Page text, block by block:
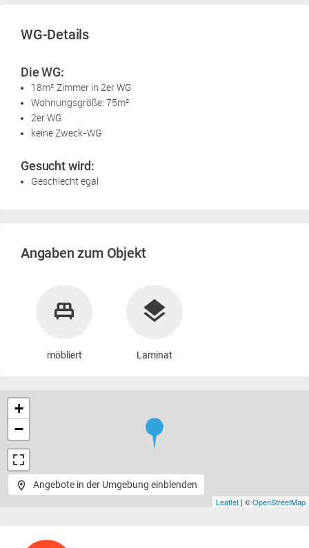
WG-Details
Die WG:
18m² Zimmer in 2er WG
Wohnungsgröße: 75m²
2er WG
keine Zweck-WG
Gesucht wird:
Geschlecht egal
Angaben zum Objekt
möbliert Laminat
+
−
Leaflet | ©OpenStreetMap
Angebote in der Umgebung einblenden